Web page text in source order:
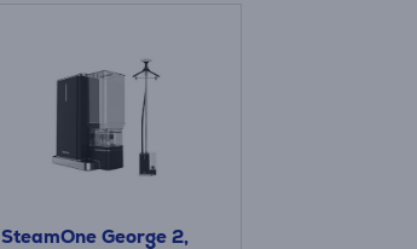
SteamOne George 2,